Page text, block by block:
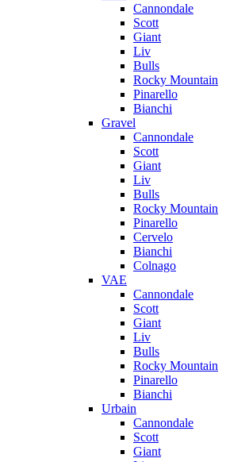
Cannondale
Scott
Giant
Liv
Bulls
Rocky Mountain
Pinarello
Bianchi
Gravel
Cannondale
Scott
Giant
Liv
Bulls
Rocky Mountain
Pinarello
Cervelo
Bianchi
Colnago
VAE
Cannondale
Scott
Giant
Liv
Bulls
Rocky Mountain
Pinarello
Bianchi
Urbain
Cannondale
Scott
Giant